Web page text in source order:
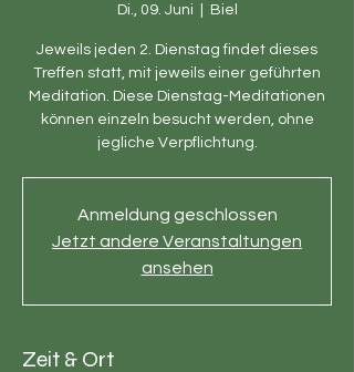
Di., 09. Juni Biel
Jeweils jeden 2. Dienstag findet dieses
Treffen statt, mit jeweils einer geführten
Meditation. Diese Dienstag-Meditationen
können einzeln besucht werden, ohne
jegliche Verpflichtung.
Anmeldung geschlossen
Jetzt andere Veranstaltungen
ansehen
Zeit & Ort